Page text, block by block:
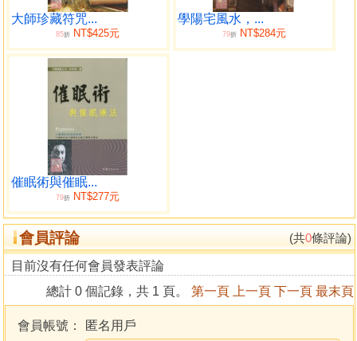
我們不在恐懼
因為宇宙真理俾讓我們重拾美好生命
何昭劻（一宗）天星宗師
公元二○一二年六月
英國倫敦
上天不言，示之以象，是之應於下者，象之見於上。
因此，從古至今，占星學一直有助於人類了解自己和他
所處的環境。
坊間流行的占星學，並非真正的「占星」，他們僅論及
人出生之時，太陽所在的星座，過於粗淺，不值得一論。
至於中國占星術《果老星宗》，流傳到十六世紀明代僅
存糟粕而散亂的誤差資料，又摻雜許多神煞的迷信成分，無
助於幫助清晰了解命運，不值得我們抱殘守缺。
成，於下的三四成如果我們不抓緊機會掌握，就祇好隨隨波
大師珍藏符咒...
85折 NT$425元
學陽宅風水，...
79折NT$284元
催眠術與催眠...
79折 NT$277元
會員評論 (共0條評論)
目前沒有任何會員發表評論
總計 0 個記錄，共 1 頁。 第一頁 上一頁 下一頁 最末頁
會員帳號：
匿名用戶